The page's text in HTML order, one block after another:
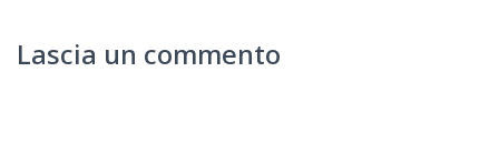
Lascia un commento